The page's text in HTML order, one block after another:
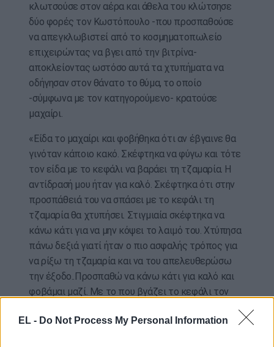
EL - Do Not Process My Personal Information
κλωτσούσε στον αέρα και άθελα του κλώτσησε
δύο φορές τον Κωστόπουλο -που προσπαθούσε
να απεγκλωβιστεί από το κοσμηματοπωλείο
επιχειρώντας να βγει από την βιτρίνα-
αποκλείοντας ωστόσο αυτά τα χτυπήματα να
οδήγησαν στον θάνατο το θύμα, το οποίο
-σύμφωνα με τον κατηγορούμενο- κρατούσε
μαχαίρι.
«Είδα το μαχαίρι και φοβήθηκα ότι αν έβγαινε θα
γινόταν κάποιο κακό. Σκέφτηκα να φύγω και τότε
τον είδα με το κεφάλι να βαράει τη τζαμαρία. Η
αντίδρασή μου ήταν για καλό. Σκέφτηκα ότι στην
προσπάθειά του να σπάσει με το κεφάλι τη
τζαμαρία θα χτυπήσει. Στιγμιαία σκέφτηκα να
κάνω κάτι για να μην κόψει το λαιμό του. Χτύπησα
πάνω δεξιά γιατί ήταν ο πιο ασφαλής τρόπος για
να ρίξω τη τζαμαρία και να του απελευθερώσω
την έξοδο..Προσπαθώ να κάνω κάτι για καλό και
φοβάμαι μαζί. Με το που βγάζει το κεφάλι τον
πετυχαίνω, αλλά η κλωτσιά αυτή δεν είναι δυνατή
για να του κάνω κακό. Δεν συνεχίζω. Τον τραβάω